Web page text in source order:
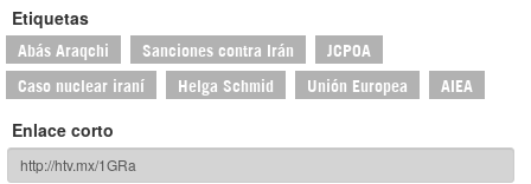
Etiquetas
Abás Araqchi Sanciones contra Irán JCPOA
Caso nuclear iraní Helga Schmid Unión Europea AIEA
Enlace corto